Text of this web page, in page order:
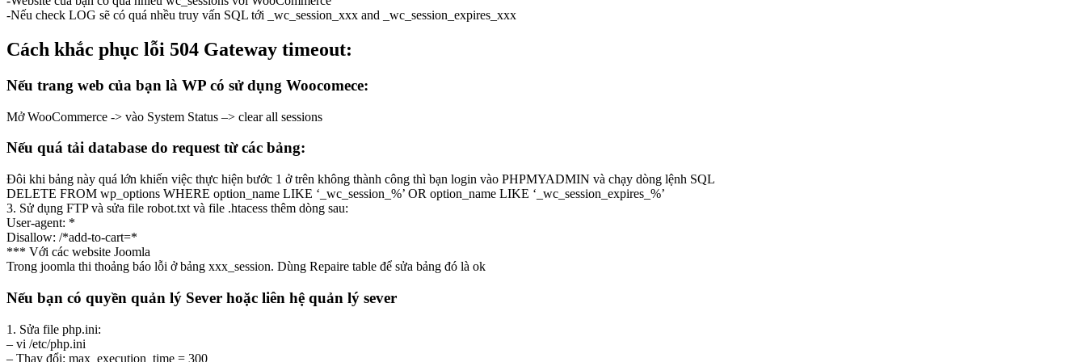
-Nếu check LOG sẽ có quá nhều truy vấn SQL tới _wc_session_xxx and _wc_session_expires_xxx
Cách khắc phục lỗi 504 Gateway timeout:
Nếu trang web của bạn là WP có sử dụng Woocomece:
Mở WooCommerce -> vào System Status –> clear all sessions
Nếu quá tải database do request từ các bảng:
Đôi khi bảng này quá lớn khiến việc thực hiện bước 1 ở trên không thành công thì bạn login vào PHPMYADMIN và chạy dòng lệnh SQL
DELETE FROM wp_options WHERE option_name LIKE ‘_wc_session_%’ OR option_name LIKE ‘_wc_session_expires_%’
3. Sử dụng FTP và sửa file robot.txt và file .htacess thêm dòng sau:
User-agent: *
Disallow: /*add-to-cart=*
*** Với các website Joomla
Trong joomla thi thoảng báo lỗi ở bảng xxx_session. Dùng Repaire table để sửa bảng đó là ok
Nếu bạn có quyền quản lý Sever hoặc liên hệ quản lý sever
1. Sửa file php.ini:
– vi /etc/php.ini
– Thay đổi: max_execution_time = 300